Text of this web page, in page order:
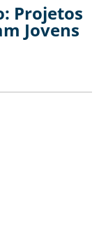
Projetos
Jovens